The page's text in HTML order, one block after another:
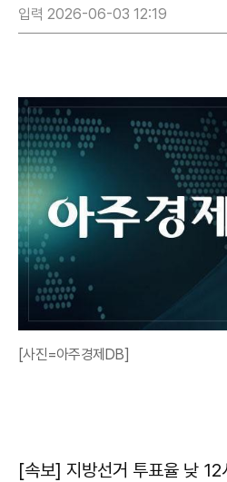
입력 2026-06-03 12:19
[사진=아주경제DB]
[속보] 지방선거 투표율 낮 12